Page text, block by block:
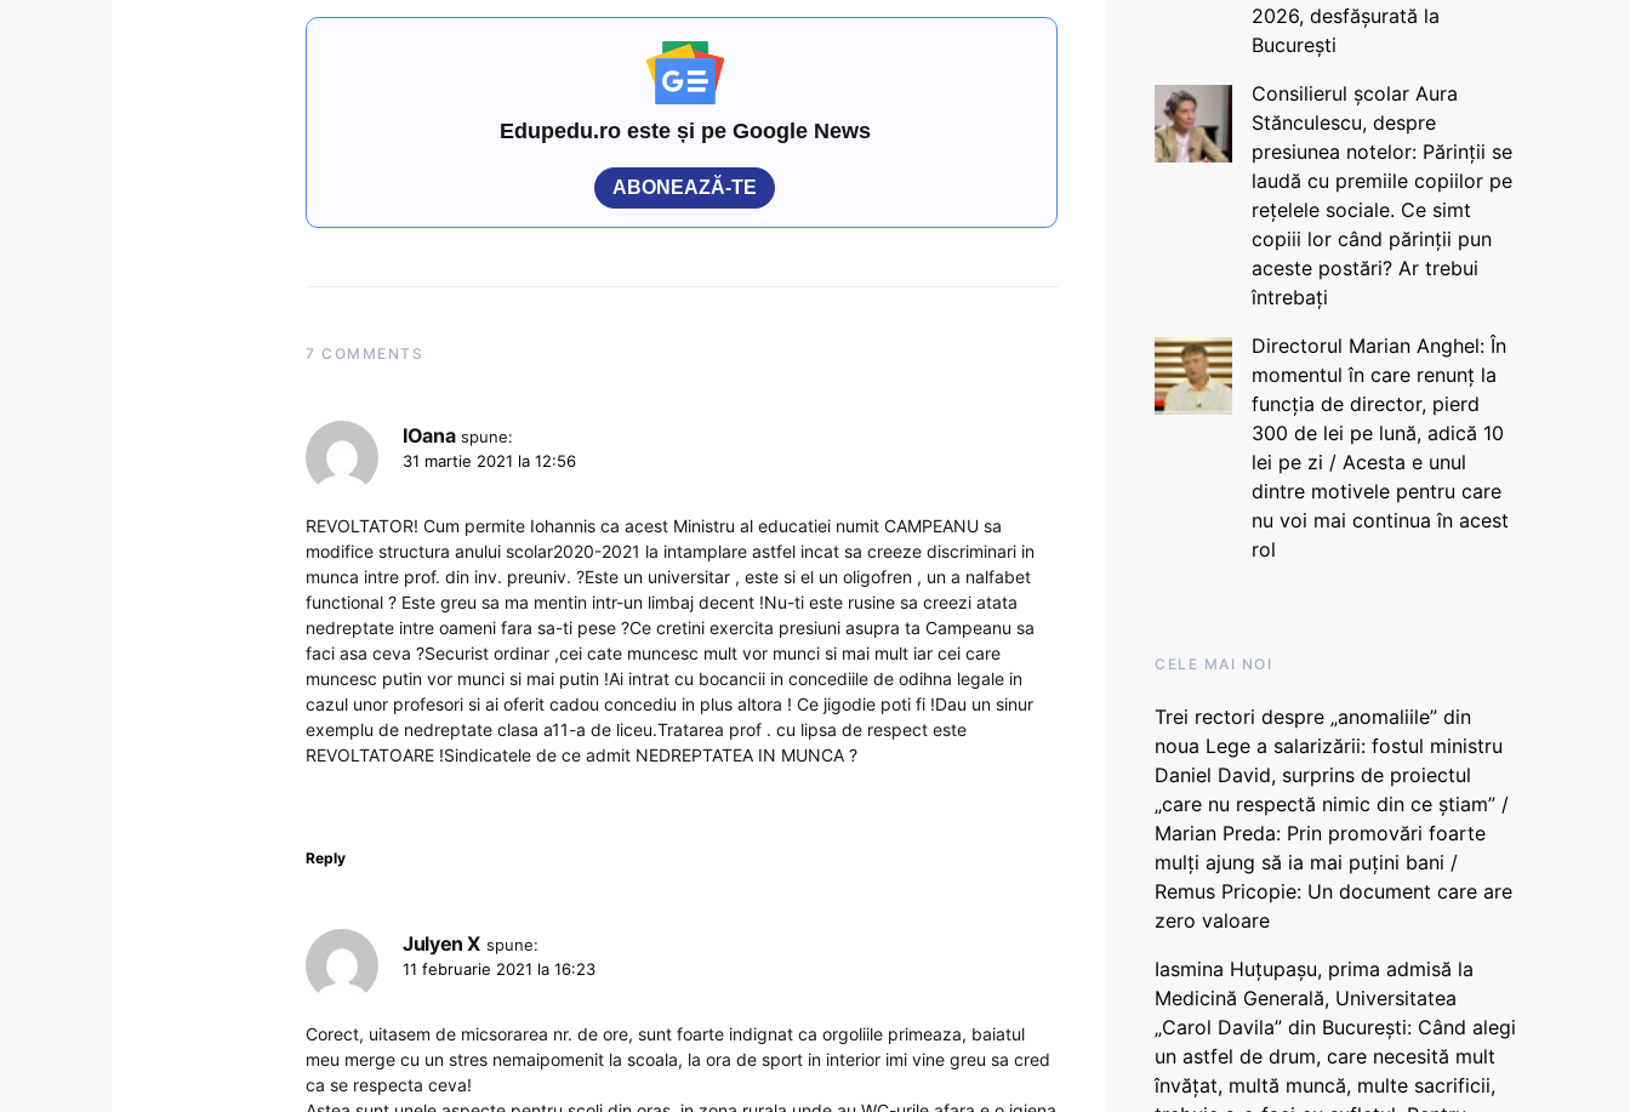
Edupedu.ro este și pe Google News
ABONEAZĂ-TE
7 COMMENTS
IOana spune:
31 martie 2021 la 12:56
REVOLTATOR! Cum permite Iohannis ca acest Ministru al educatiei numit CAMPEANU sa
modifice structura anului scolar2020-2021 la intamplare astfel incat sa creeze discriminari in
munca intre prof. din inv. preuniv. ?Este un universitar , este si el un oligofren , un a nalfabet
functional ? Este greu sa ma mentin intr-un limbaj decent !Nu-ti este rusine sa creezi atata
nedreptate intre oameni fara sa-ti pese ?Ce cretini exercita presiuni asupra ta Campeanu sa
faci asa ceva ?Securist ordinar ,cei cate muncesc mult vor munci si mai mult iar cei care
muncesc putin vor munci si mai putin !Ai intrat cu bocancii in concediile de odihna legale in
cazul unor profesori si ai oferit cadou concediu in plus altora ! Ce jigodie poti fi !Dau un sinur
exemplu de nedreptate clasa a11-a de liceu.Tratarea prof . cu lipsa de respect este
REVOLTATOARE !Sindicatele de ce admit NEDREPTATEA IN MUNCA ?
Reply
Julyen X spune:
11 februarie 2021 la 16:23
Corect, uitasem de micsorarea nr. de ore, sunt foarte indignat ca orgoliile primeaza, baiatul
meu merge cu un stres nemaipomenit la scoala, la ora de sport in interior imi vine greu sa cred
ca se respecta ceva!
2026, desfășurată la
București
Consilierul școlar Aura
Stănculescu, despre
presiunea notelor: Părinții se
laudă cu premiile copiilor pe
rețelele sociale. Ce simt
copiii lor când părinții pun
aceste postări? Ar trebui
întrebați
Directorul Marian Anghel: În
momentul în care renunț la
funcția de director, pierd
300 de lei pe lună, adică 10
lei pe zi / Acesta e unul
dintre motivele pentru care
nu voi mai continua în acest
rol
CELE MAI NOI
Trei rectori despre „anomaliile” din
noua Lege a salarizării: fostul ministru
Daniel David, surprins de proiectul
„care nu respectă nimic din ce știam” /
Marian Preda: Prin promovări foarte
mulți ajung să ia mai puțini bani /
Remus Pricopie: Un document care are
zero valoare
Iasmina Huțupașu, prima admisă la
Medicină Generală, Universitatea
„Carol Davila” din București: Când alegi
un astfel de drum, care necesită mult
învățat, multă muncă, multe sacrificii,